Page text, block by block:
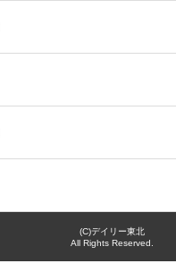
(C)デイリー東北
All Rights Reserved.